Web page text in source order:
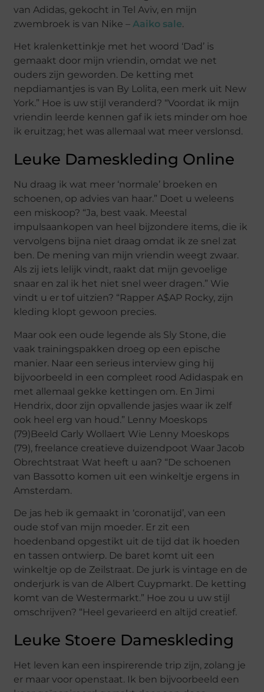
van Adidas, gekocht in Tel Aviv, en mijn
zwembroek is van Nike –Aaiko sale.
Het kralenkettinkje met het woord ‘Dad’ is
gemaakt door mijn vriendin, omdat we net
ouders zijn geworden. De ­ketting met
nepdiamantjes is van By Lolita, een merk uit New
York.” Hoe is uw stijl veranderd? “Voordat ik mijn
vriendin leerde kennen gaf ik iets minder om hoe
ik eruitzag; het was allemaal wat meer verslonsd.
Leuke Dameskleding Online
Nu draag ik wat meer ‘normale’ broeken en
schoenen, op advies van haar.” Doet u weleens
een miskoop? “Ja, best vaak. Meestal
impulsaankopen van heel bijzondere items, die ik
vervolgens bijna niet draag omdat ik ze snel zat
ben. De mening van mijn vriendin weegt zwaar.
Als zij iets lelijk vindt, raakt dat mijn gevoelige
snaar en zal ik het niet snel weer dragen.” Wie
vindt u er tof uitzien? “Rapper A$AP Rocky, zijn
kleding klopt gewoon precies.
Maar ook een oude legende als Sly Stone, die
vaak trainingspakken droeg op een epische
manier. Naar een serieus interview ging hij
bijvoorbeeld in een compleet rood Adidaspak en
met allemaal gekke kettingen om. En Jimi
Hendrix, door zijn opvallende jasjes waar ik zelf
ook heel erg van houd.” Lenny Moeskops
(79)Beeld Carly Wollaert Wie Lenny Moeskops
(79), freelance creatieve duizendpoot Waar Jacob
Obrechtstraat Wat heeft u aan? “De schoenen
van Bassotto komen uit een winkeltje ergens in
Amsterdam.
De jas heb ik gemaakt in ‘coronatijd’, van een
oude stof van mijn moeder. Er zit een
hoedenband opgestikt uit de tijd dat ik hoeden
en tassen ontwierp. De baret komt uit een
winkeltje op de Zeilstraat. De jurk is vintage en de
onderjurk is van de Albert Cuypmarkt. De ketting
komt van de Westermarkt.” Hoe zou u uw stijl
omschrijven? “Heel gevarieerd en altijd creatief.
Leuke Stoere Dameskleding
Het leven kan een inspirerende trip zijn, zolang je
er maar voor openstaat. Ik ben bijvoorbeeld een